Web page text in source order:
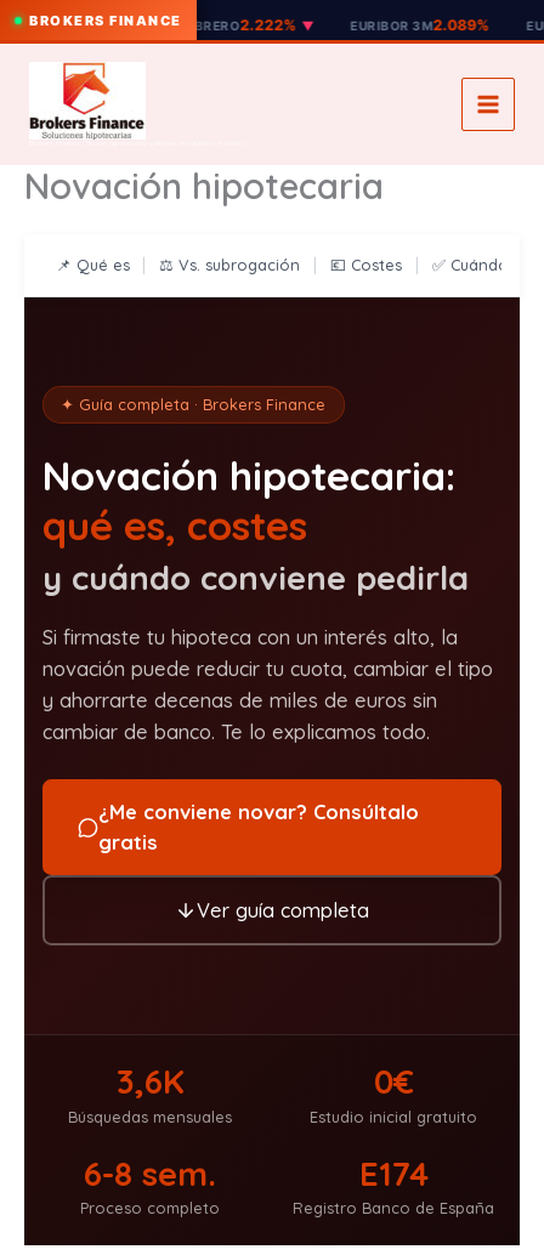
BROKERS FINANCE
MEDIA FEBRERO2.222% ▼ EURIBOR 3M2.089% EURIBOR 6M
contenido
Brokers Finance | Broker hipotecario y Broker inmobiliario honesto
Novación hipotecaria
📌 Qué es | ⚖️ Vs. subrogación | 💶 Costes | ✅ Cuándo
✦ Guía completa · Brokers Finance
Novación hipotecaria:
qué es, costes
y cuándo conviene pedirla
Si firmaste tu hipoteca con un interés alto, la
novación puede reducir tu cuota, cambiar el tipo
y ahorrarte decenas de miles de euros sin
cambiar de banco. Te lo explicamos todo.
¿Me conviene novar? Consúltalo
gratis
Ver guía completa
3,6K
Búsquedas mensuales
0€
Estudio inicial gratuito
6-8 sem.
Proceso completo
E174
Registro Banco de España